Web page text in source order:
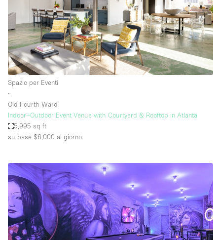
Spazio per Eventi
∙
Old Fourth Ward
Indoor–Outdoor Event Venue with Courtyard & Rooftop in Atlanta
5,995 sq ft
su base $6,000 al giorno